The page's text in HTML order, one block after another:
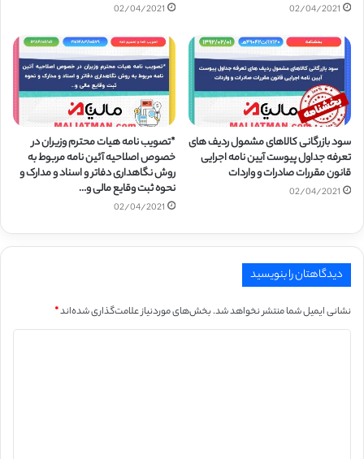
02/04/2021
02/04/2021
سود بازرگانی کالاهای مشمول ردیف های
تعرفه جداول پیوست آیین نامه اجرایی
قانون مقررات صادرات و واردات
02/04/2021
*تصویب نامه هیات محترم وزیران در
خصوص اصلاحیه آئین نامه مربوط به
روش نگاهداری دفاتر و اسناد و مدارک و
نحوه ثبت وقایع مالی و…
02/04/2021
دیدگاهتان را بنویسید
نشانی ایمیل شما منتشر نخواهد شد.بخش‌های موردنیاز علامت‌گذاری شده‌اند*